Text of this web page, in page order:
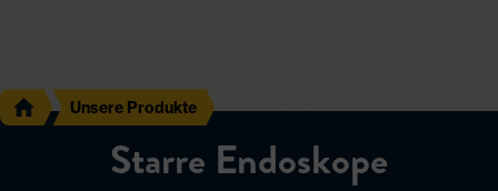
Unsere Produkte
Starre Endoskope